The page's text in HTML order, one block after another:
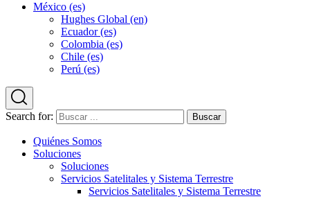
México (es)
Hughes Global (en)
Ecuador (es)
Colombia (es)
Chile (es)
Perú (es)
Search for:
Quiénes Somos
Soluciones
Soluciones
Servicios Satelitales y Sistema Terrestre
Servicios Satelitales y Sistema Terrestre